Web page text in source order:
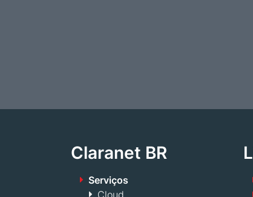
Claranet BR
Serviços